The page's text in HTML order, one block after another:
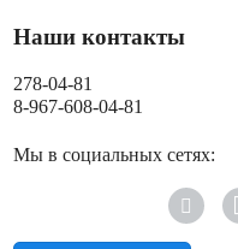
Наши контакты
278-04-81
8-967-608-04-81
Мы в социальных сетях: